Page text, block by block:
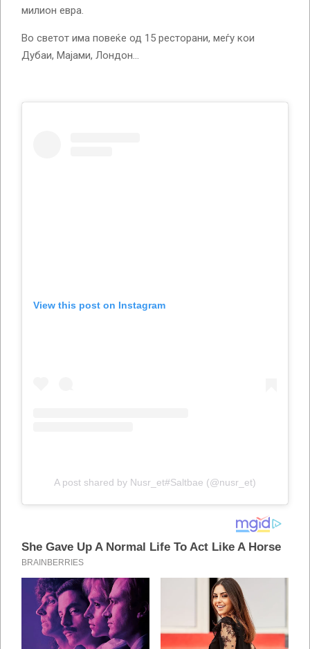
милион евра.
Во светот има повеќе од 15 ресторани, меѓу кои
Дубаи, Мајами, Лондон…
View this post on Instagram
A post shared by Nusr_et#Saltbae (@nusr_et)